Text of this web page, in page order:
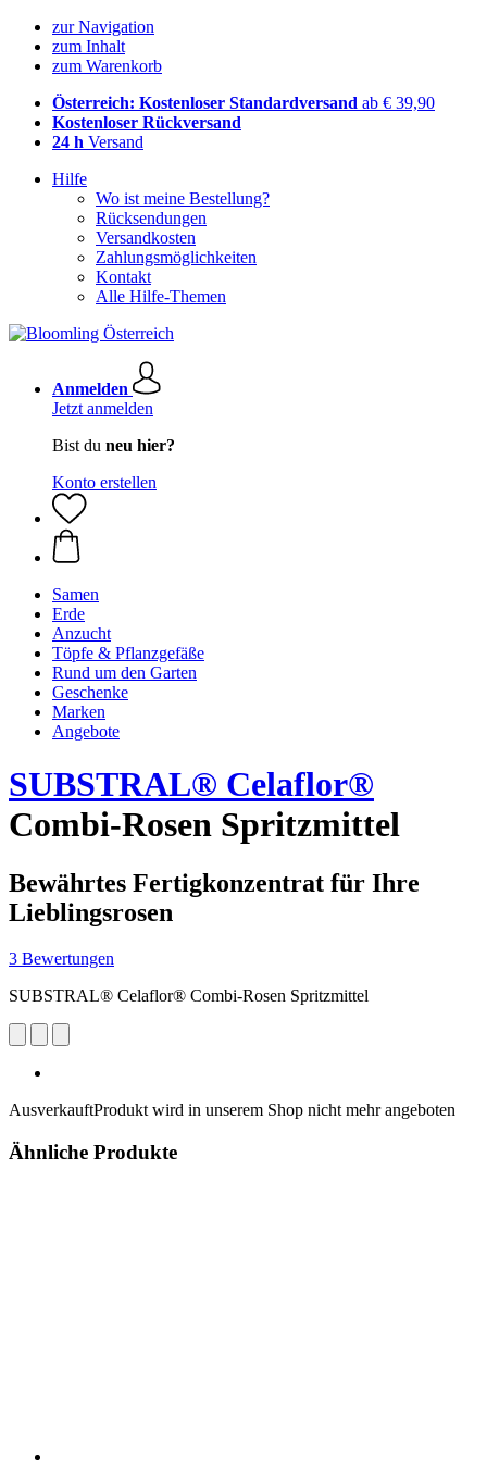
zur Navigation
zum Inhalt
zum Warenkorb
Österreich: Kostenloser Standardversand ab € 39,90
Kostenloser Rückversand
24 h Versand
Hilfe
Wo ist meine Bestellung?
Rücksendungen
Versandkosten
Zahlungsmöglichkeiten
Kontakt
Alle Hilfe-Themen
Anmelden
Jetzt anmelden
Bist du neu hier?
Konto erstellen
Samen
Erde
Anzucht
Töpfe & Pflanzgefäße
Rund um den Garten
Geschenke
Marken
Angebote
SUBSTRAL® Celaflor®
Combi-Rosen Spritzmittel
Bewährtes Fertigkonzentrat für Ihre
Lieblingsrosen
3 Bewertungen
SUBSTRAL® Celaflor® Combi-Rosen Spritzmittel
AusverkauftProdukt wird in unserem Shop nicht mehr angeboten
Ähnliche Produkte